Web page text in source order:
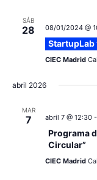
SÁB
28 08/01/2024 @
StartupLab
CIEC Madrid
abril 2026
MAR
7 abril 7 @ 12:30-
Programa
Circular”
CIEC Madrid